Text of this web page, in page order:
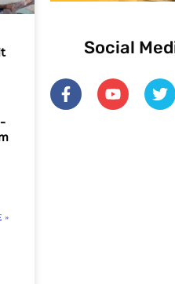
»
Social
F
a
c
Y
o
u
T
w
i